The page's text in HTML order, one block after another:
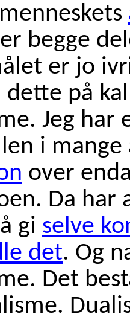
begge
er jo
dette på
Jeg har
i
over
Da har
gi selve
det. Og
Det